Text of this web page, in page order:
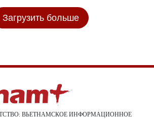
Загрузить больше
ВЬЕТНАМСКОЕ ИНФОРМАЦИОННОЕ